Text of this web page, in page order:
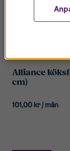
Alliance
cm)
101,00 kr/ mån